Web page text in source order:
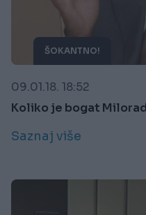
ŠOKANTNO!
09.01.18. 18:52
Koliko je bogat
Saznaj više